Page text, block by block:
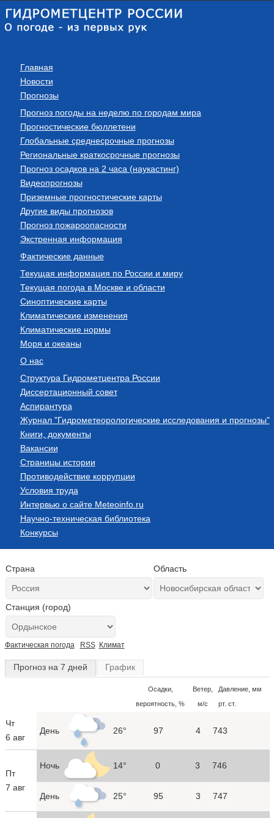
Главная
Новости
Прогнозы
Прогноз погоды на неделю по городам мира
Прогностические бюллетени
Глобальные среднесрочные прогнозы
Региональные краткосрочные прогнозы
Прогноз осадков на 2 часа (наукастинг)
Видеопрогнозы
Приземные прогностические карты
Другие виды прогнозов
Прогноз пожароопасности
Экстренная информация
Фактические данные
Текущая информация по России и миру
Текущая погода в Москве и области
Синоптические карты
Климатические изменения
Климатические нормы
Моря и океаны
О нас
Структура Гидрометцентра России
Диссертационный совет
Аспирантура
Журнал "Гидрометеорологические исследования и прогнозы"
Книги, документы
Вакансии
Страницы истории
Противодействие коррупции
Условия труда
Интервью о сайте Meteoinfo.ru
Научно-техническая библиотека
Конкурсы
Страна Область
Станция (город)
Фактическая погода RSS Климат
Прогноз на 7 дней График
Осадки,
вероятность, %
Ветер,
м/с
Давление, мм
рт. ст.
Чт
6 авг
День 26° 97 4 743
Пт
7 авг
Ночь 14° 0 3 746
День 25° 95 3 747